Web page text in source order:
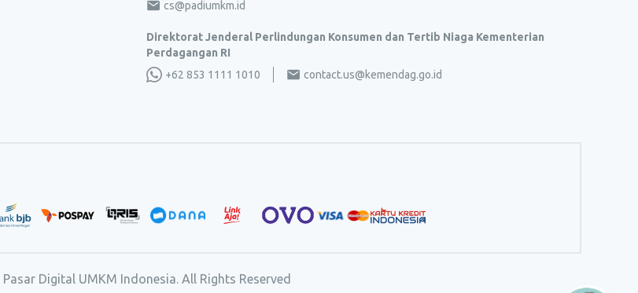
cs@padiumkm.id
Direktorat Jenderal Perlindungan Konsumen dan Tertib Niaga Kementerian
Perdagangan RI
+62 853 1111 1010
contact.us@kemendag.go.id
Pasar Digital UMKM Indonesia. All Rights Reserved